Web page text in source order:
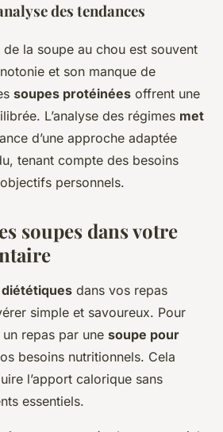
des tendances
la soupe au chou est souvent
et son manque de
soupes protéinées offrent une
L’analyse des régimes met
d’une approche adaptée
tenant compte des besoins
personnels.
soupes dans votre
dans vos repas
simple et savoureux. Pour
repas par une soupe pour
besoins nutritionnels. Cela
l’apport calorique sans
essentiels.